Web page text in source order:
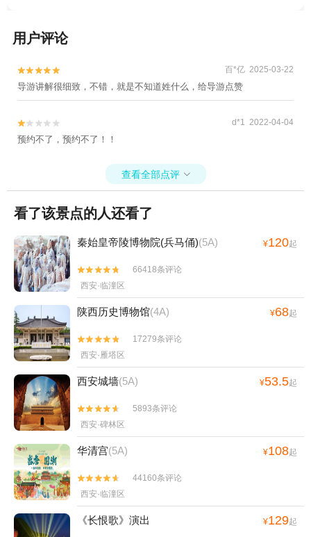
坑+秦兵马俑三号坑遗址+陕西考古博物馆
+黄帝陵轩辕庙5日游
出+广仁寺+老西安博物馆+小雁塔遗址公园
+《12.12》西安事变演出+永兴坊+《驼铃传
奇》秀+西安千古情+《复活的军团》演出
+陕西考古博物馆+黄帝陵轩辕庙+大慈恩寺7
日游
用户评论

 百*亿 2025-03-22
导游讲解很细致，不错，就是不知道姓什么，给导游点赞

 d*1 2022-04-04
预约不了，预约不了！！
查看全部点评 
看了该景点的人还看了
秦始皇帝陵博物院(兵马俑)(5A) ¥120起


66418条评论
西安·临潼区
陕西历史博物馆(4A) ¥68起


17279条评论
西安·雁塔区
西安城墙(5A) ¥53.5起


5893条评论
西安·碑林区
华清宫(5A) ¥108起


44160条评论
西安·临潼区
《长恨歌》演出 ¥129起